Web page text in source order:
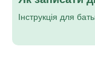
Інструкція для